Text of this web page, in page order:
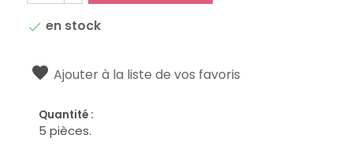
 en stock
Ajouter à la liste de vos favoris
Quantité :
5 pièces.